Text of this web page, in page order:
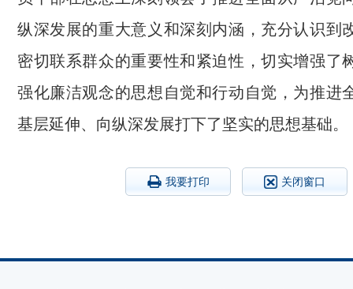
纵深发展的重大意义和深刻内涵，充分认识到
密切联系群众的重要性和紧迫性，切实增强了
强化廉洁观念的思想自觉和行动自觉，为推进
基层延伸、向纵深发展打下了坚实的思想基础。
我要打印 关闭窗口